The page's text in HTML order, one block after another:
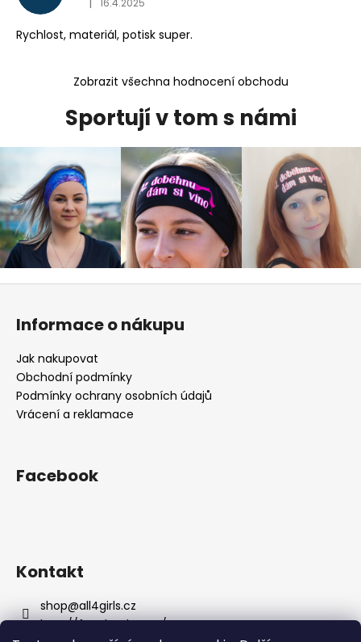
Hodnocení obchodu je 5 z 5 hvězdiček.
Rychlost, materiál, potisk super.
Zobrazit všechna hodnocení obchodu
Sportují v tom s námi
Z
Informace o nákupu
Jak nakupovat
Obchodní podmínky
Podmínky ochrany osobních údajů
Vrácení a reklamace
Facebook
Kontakt
shop@all4girls.cz
http://facebook.com/ALL4GIRLSOFFICIAL